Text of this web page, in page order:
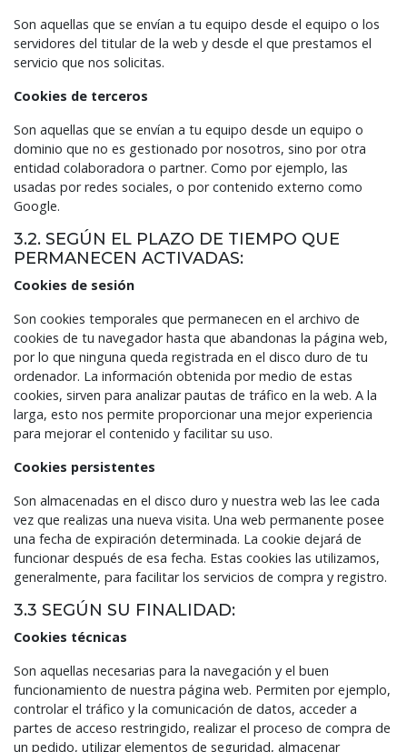
Son aquellas que se envían a tu equipo desde el equipo o los
servidores del titular de la web y desde el que prestamos el
servicio que nos solicitas.
Cookies de terceros
Son aquellas que se envían a tu equipo desde un equipo o
dominio que no es gestionado por nosotros, sino por otra
entidad colaboradora o partner. Como por ejemplo, las
usadas por redes sociales, o por contenido externo como
Google.
3.2. SEGÚN EL PLAZO DE TIEMPO QUE
PERMANECEN ACTIVADAS:
Cookies de sesión
Son cookies temporales que permanecen en el archivo de
cookies de tu navegador hasta que abandonas la página web,
por lo que ninguna queda registrada en el disco duro de tu
ordenador. La información obtenida por medio de estas
cookies, sirven para analizar pautas de tráfico en la web. A la
larga, esto nos permite proporcionar una mejor experiencia
para mejorar el contenido y facilitar su uso.
Cookies persistentes
Son almacenadas en el disco duro y nuestra web las lee cada
vez que realizas una nueva visita. Una web permanente posee
una fecha de expiración determinada. La cookie dejará de
funcionar después de esa fecha. Estas cookies las utilizamos,
generalmente, para facilitar los servicios de compra y registro.
3.3 SEGÚN SU FINALIDAD:
Cookies técnicas
Son aquellas necesarias para la navegación y el buen
funcionamiento de nuestra página web. Permiten por ejemplo,
controlar el tráfico y la comunicación de datos, acceder a
partes de acceso restringido, realizar el proceso de compra de
un pedido, utilizar elementos de seguridad, almacenar